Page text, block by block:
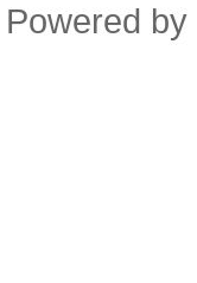
Powered by